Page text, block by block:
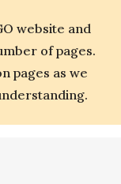
website and
of pages.
pages as we